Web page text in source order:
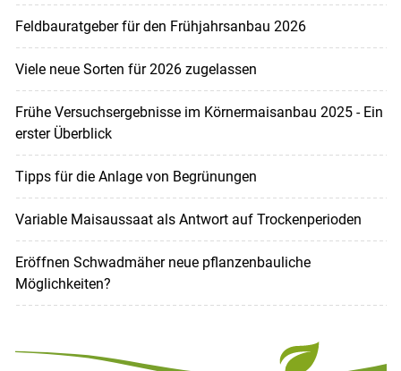
Feldbauratgeber für den Frühjahrsanbau 2026
Viele neue Sorten für 2026 zugelassen
Frühe Versuchsergebnisse im Körnermaisanbau 2025 - Ein
erster Überblick
Tipps für die Anlage von Begrünungen
Variable Maisaussaat als Antwort auf Trockenperioden
Eröffnen Schwadmäher neue pflanzenbauliche
Möglichkeiten?